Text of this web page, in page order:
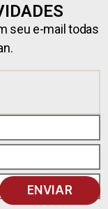
seu e-mail todas